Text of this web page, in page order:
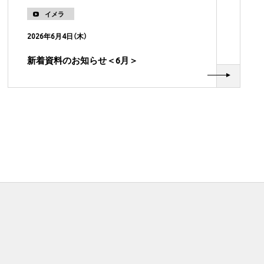
イメラ
2026年6月4日（木）
新着資料のお知らせ＜6月＞